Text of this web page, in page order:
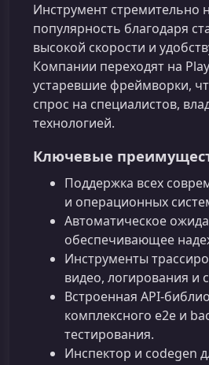
Инструмент стремительно
популярность благодаря
высокой скорости и
Компании переходят на
устаревшие фреймворки,
спрос на специалистов,
технологией.
Ключевые
Поддержка всех
и операционных
Автоматическое
обеспечивающее
Инструменты
видео, логирования и
Встроенная
комплексного e2e и
тестирования.
Инспектор и codegen